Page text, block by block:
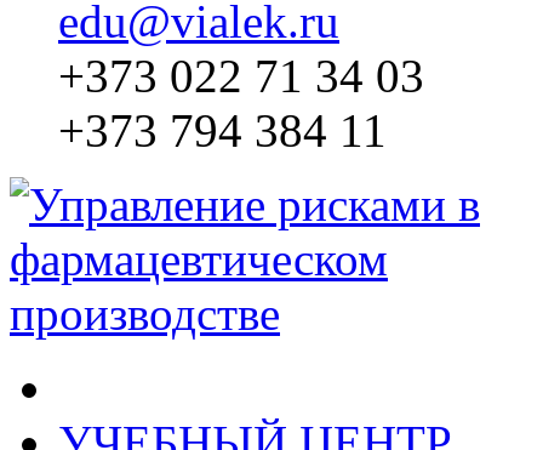
edu@vialek.ru
+373 022 71 34 03
+373 794 384 11